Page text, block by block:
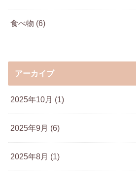
食べ物 (6)
アーカイブ
2025年10月 (1)
2025年9月 (6)
2025年8月 (1)